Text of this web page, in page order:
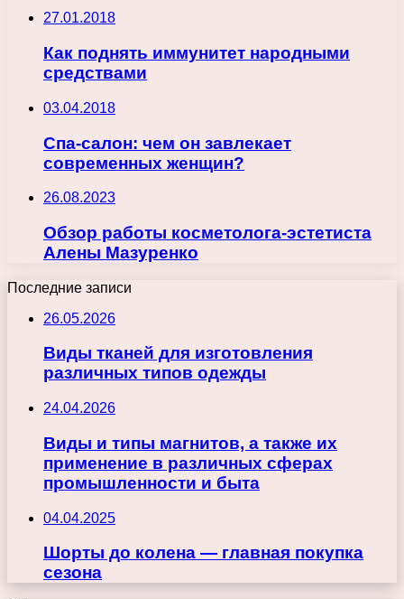
27.01.2018
Как поднять иммунитет народными
средствами
03.04.2018
Спа-салон: чем он завлекает
современных женщин?
26.08.2023
Обзор работы косметолога-эстетиста
Алены Мазуренко
Последние записи
26.05.2026
Виды тканей для изготовления
различных типов одежды
24.04.2026
Виды и типы магнитов, а также их
применение в различных сферах
промышленности и быта
04.04.2025
Шорты до колена — главная покупка
сезона